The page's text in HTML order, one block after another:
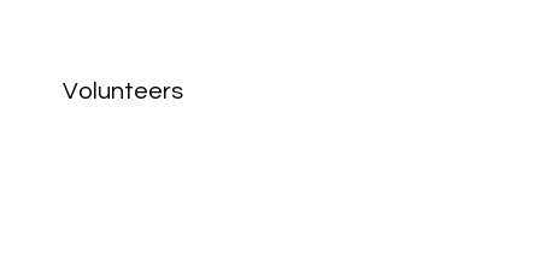
Volunteers